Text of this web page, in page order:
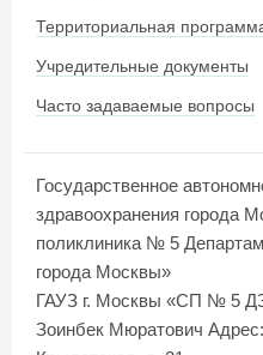
Территориальная
Учредительные документы
Часто задаваемые вопросы
Государственное
здравоохранения города
поликлиника № 5
города Москвы»
ГАУЗ г. Москвы «СП № 5
Зоинбек Мюратович